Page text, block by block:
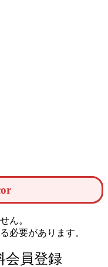
ん。
必要があります。
会員登録